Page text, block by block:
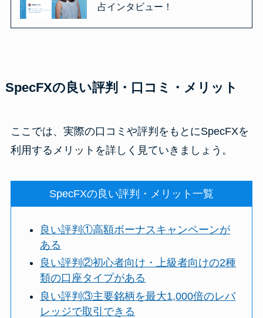
占インタビュー！
SpecFXの良い評判・口コミ・メリット
ここでは、実際の口コミや評判をもとにSpecFXを
利用するメリットを詳しく見ていきましょう。
SpecFXの良い評判・メリット一覧
良い評判①高額ボーナスキャンペーンが
ある
良い評判②初心者向け・上級者向けの2種
類の口座タイプがある
良い評判③主要銘柄を最大1,000倍のレバ
レッジで取引できる